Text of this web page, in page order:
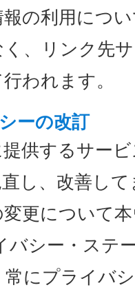
の利用につ
、リンク先
われます。
ーの改訂
供するサー
し、改善し
更について
バシー・ステ
にプライバ